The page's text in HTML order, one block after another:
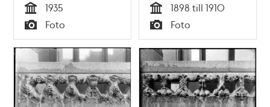
Tid
1935
Typ
Foto Tid
1898 till 1910
Typ
Foto